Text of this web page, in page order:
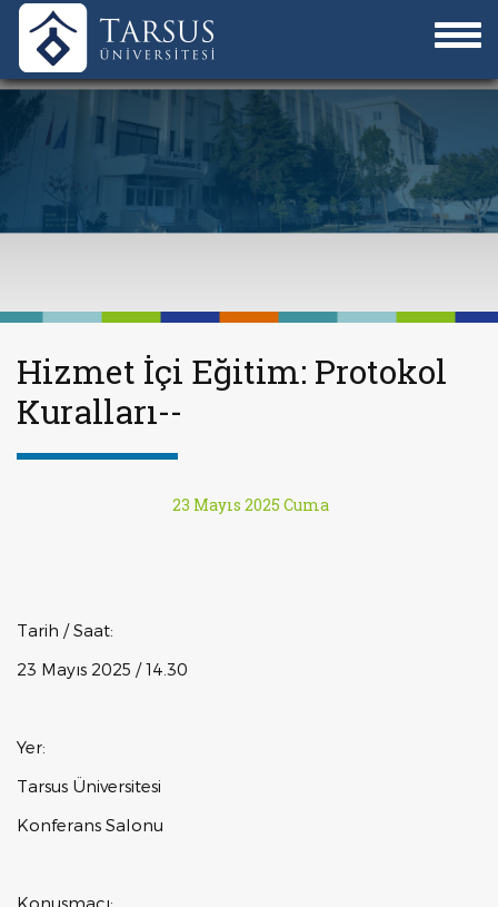
Hizmet İçi Eğitim: Protokol
Kuralları--
23 Mayıs 2025 Cuma
Tarih / Saat:
23 Mayıs 2025 / 14.30
Yer:
Tarsus Üniversitesi
Konferans Salonu
Konuşmacı: